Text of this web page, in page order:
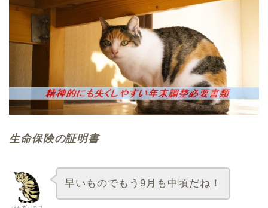
生命保険の証明書
早いものでもう9月も中頃だね！